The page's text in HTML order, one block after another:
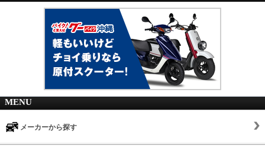
MENU
メーカーから探す